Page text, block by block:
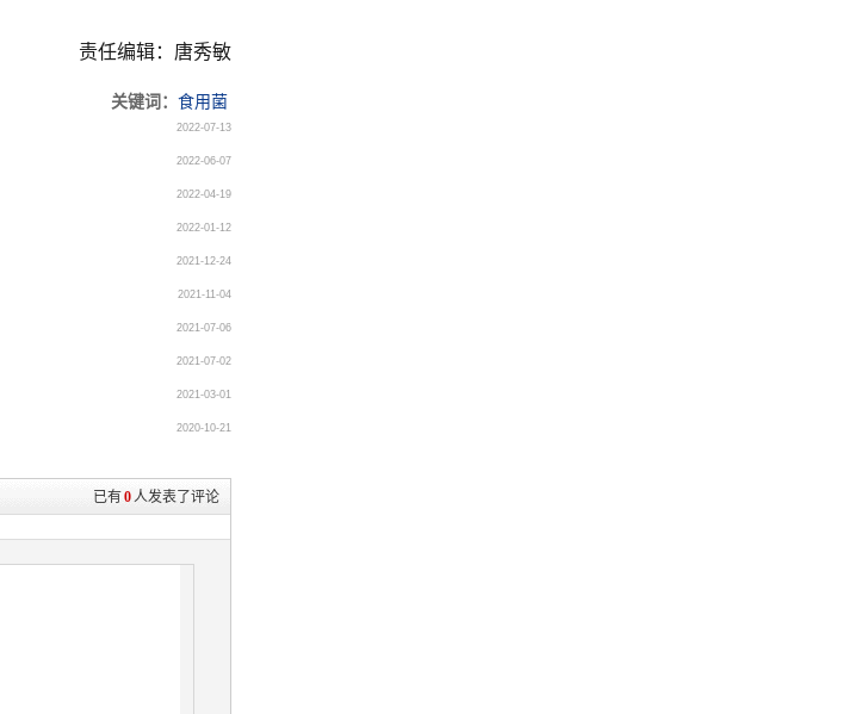
责任编辑：唐秀敏
关键词： 食用菌
2022-07-13
2022-06-07
2022-04-19
2022-01-12
2021-12-24
2021-11-04
2021-07-06
2021-07-02
2021-03-01
2020-10-21
已有0人发表了评论